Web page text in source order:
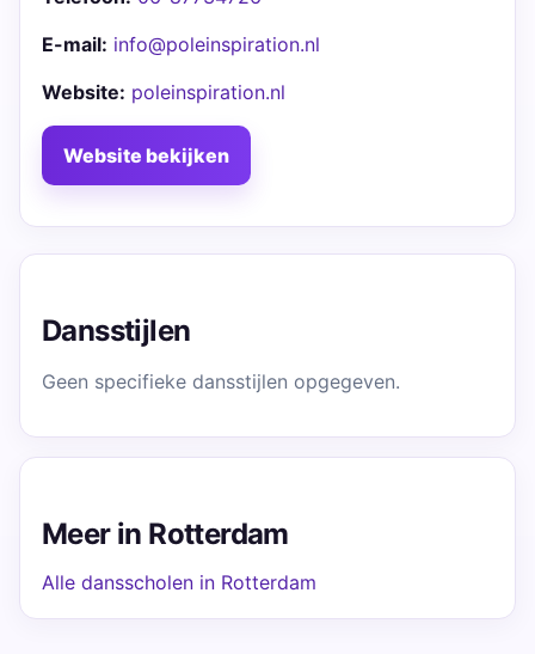
E-mail: info@poleinspiration.nl
Website: poleinspiration.nl
Website bekijken
Dansstijlen
Geen specifieke dansstijlen opgegeven.
Meer in Rotterdam
Alle dansscholen in Rotterdam